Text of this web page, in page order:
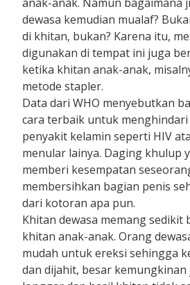
dewasa kemudian mualaf?
di khitan, bukan? Karena itu,
digunakan di tempat ini juga
ketika khitan anak-anak,
metode stapler.
Data dari WHO menyebutkan
cara terbaik untuk
penyakit kelamin seperti HIV
menular lainya. Daging khulup
memberi kesempatan
membersihkan bagian penis
dari kotoran apa pun.
Khitan dewasa memang sedikit
khitan anak-anak. Orang
mudah untuk ereksi sehingga
dan dijahit, besar